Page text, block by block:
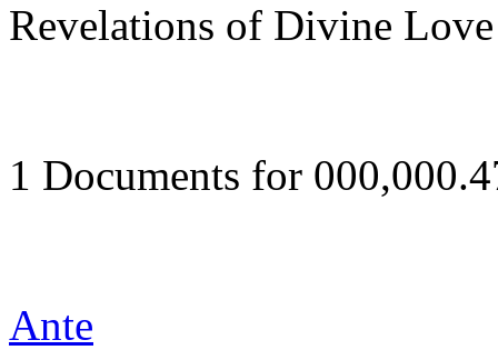
Revelations of Divine
1 Documents for
Ante